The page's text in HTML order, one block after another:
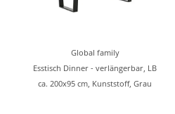
Global family
Esstisch Dinner - verlängerbar, LB
ca. 200x95 cm, Kunststoff, Grau